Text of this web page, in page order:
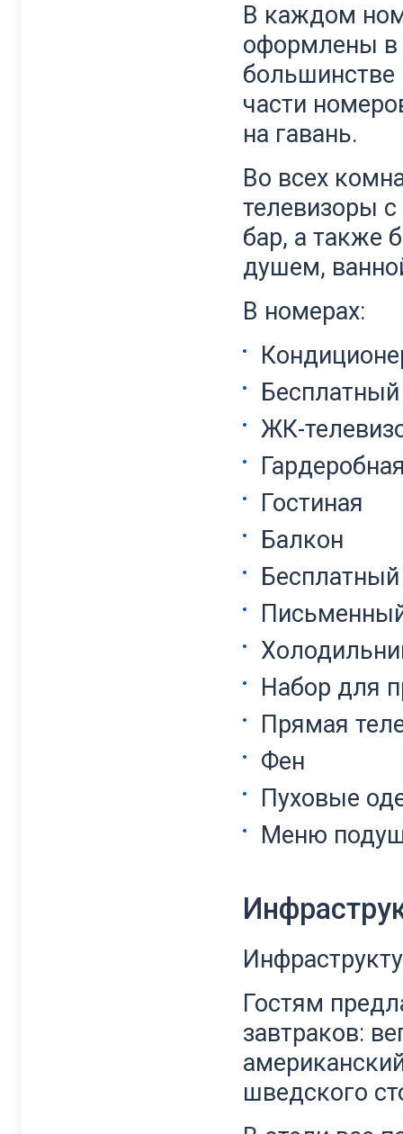
В каждом
оформлены в
большинстве
части
на гавань.
Во всех
телевизоры
бар, а также
душем,
В номерах:
ЖК-
Гостиная
Балкон
Набор для
Прямая
Фен
Пуховые
Меню
Гостям
завтраков:
шведского